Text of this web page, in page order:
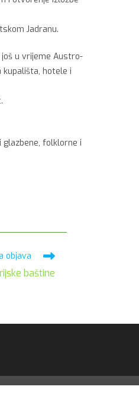
Jadranu.
još u vrijeme Austro-
hotele i
folklorne i
objava
baštine